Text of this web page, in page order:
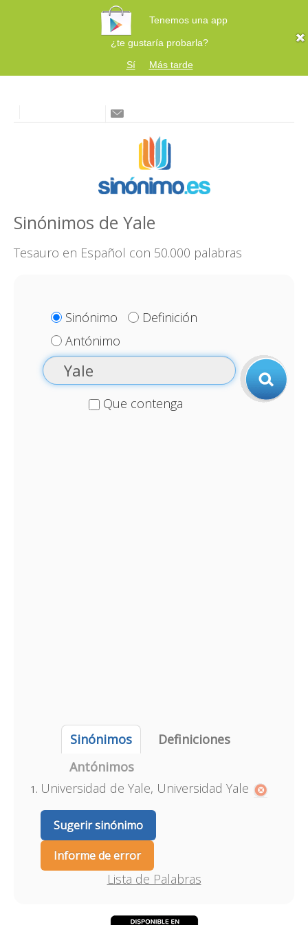
Tenemos una app
¿te gustaría probarla?
Sí
Más tarde
Sinónimos de Yale
Tesauro en Español con 50.000 palabras
Sinónimo
Definición
Antónimo
Que contenga
Sinónimos
Definiciones
Antónimos
Universidad de Yale, Universidad Yale
Sugerir sinónimo
Informe de error
Lista de Palabras